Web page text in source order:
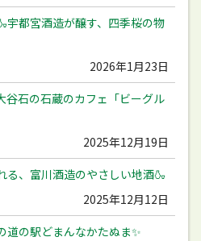
宇都宮酒造が醸す、四季桜の物
2026年1月23日
谷石の石蔵のカフェ「ビーグル
2025年12月19日
る、富川酒造のやさしい地酒🍶
2025年12月12日
道の駅どまんなかたぬま✨